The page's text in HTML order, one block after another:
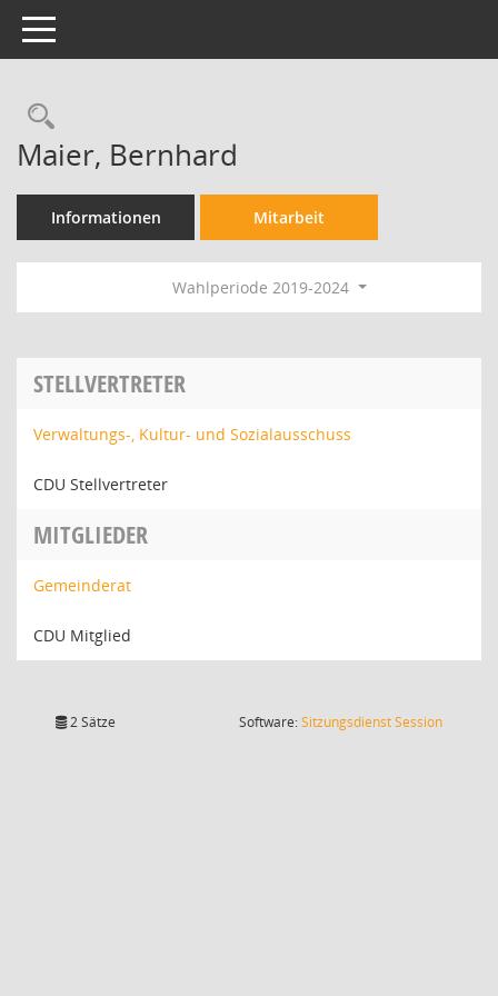
Toggle navigation
Rechercheauswahl
Maier, Bernhard
Informationen Mitarbeit
Wahlperiode 2019-2024
STELLVERTRETER
Verwaltungs-, Kultur- und Sozialausschuss
CDU Stellvertreter
MITGLIEDER
Gemeinderat
CDU Mitglied
2 Sätze Software:SitzungsdienstSession(Wird in